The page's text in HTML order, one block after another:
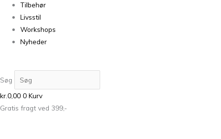
Tilbehør
Livsstil
Workshops
Nyheder
Søg
kr.0,00 0 Kurv
Gratis fragt ved 399,-